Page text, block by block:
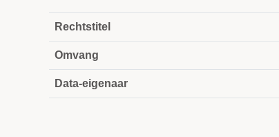
Rechtstitel
Omvang
Data-eigenaar